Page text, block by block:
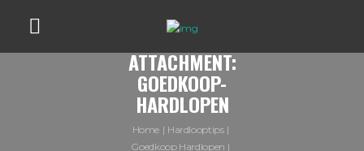
ATTACHMENT:
GOEDKOOP-
HARDLOPEN
Home
Hardlooptips
Goedkoop Hardlopen